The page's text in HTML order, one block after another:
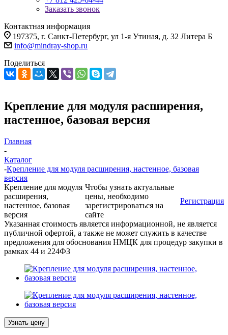
Заказать звонок
Контактная информация
197375, г. Санкт-Петербург, ул 1-я Утиная, д. 32 Литера Б
info@mindray-shop.ru
Поделиться
Крепление для модуля расширения,
настенное, базовая версия
Главная
-
Каталог
-Крепление для модуля расширения, настенное, базовая
версия
Крепление для модуля
расширения,
настенное, базовая
версия
Чтобы узнать актуальные
цены, необходимо
зарегистрироваться на
сайте
Регистрация
Указанная стоимость является информационной, не является
публичной офертой, а также не может служить в качестве
предложения для обоснования НМЦК для процедур закупки в
рамках 44 и 224ФЗ
Узнать цену